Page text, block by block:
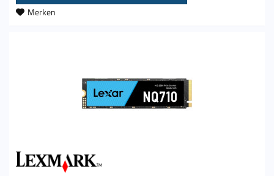
Merken